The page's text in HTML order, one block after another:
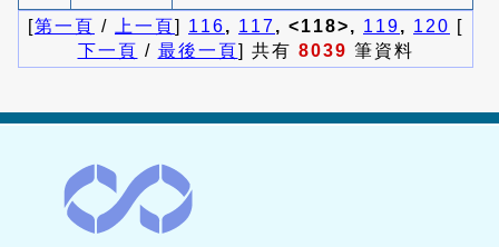
[第一頁 / 上一頁] 116, 117, <118>, 119, 120 [
下一頁 / 最後一頁] 共有 8039 筆資料